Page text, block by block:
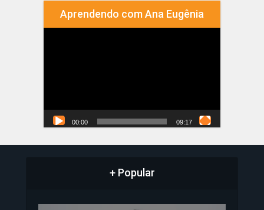
Aprendendo com Ana Eugênia
00:00 09:17
+ Popular